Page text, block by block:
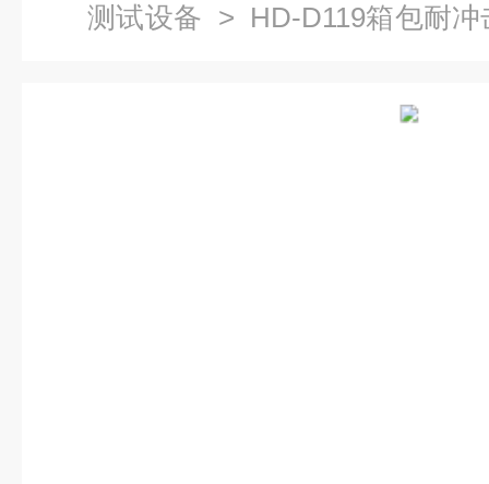
测试设备 > HD-D119箱包耐